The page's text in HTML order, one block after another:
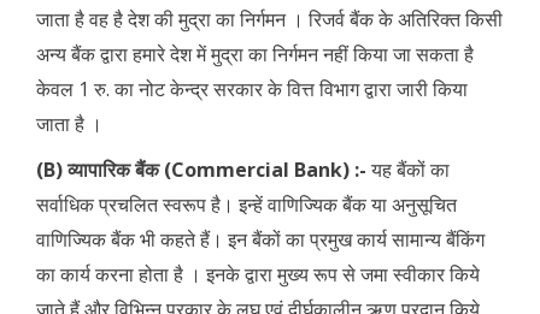
जाता है वह है देश की मुद्रा का निर्गमन । रिजर्व बैंक के अतिरिक्त किसी
अन्य बैंक द्वारा हमारे देश में मुद्रा का निर्गमन नहीं किया जा सकता है
केवल 1 रु. का नोट केन्द्र सरकार के वित्त विभाग द्वारा जारी किया
जाता है ।
(B) व्यापारिक बैंक (Commercial Bank) :-यह बैंकों का
सर्वाधिक प्रचलित स्वरूप है। इन्हें वाणिज्यिक बैंक या अनुसूचित
वाणिज्यिक बैंक भी कहते हैं। इन बैंकों का प्रमुख कार्य सामान्य बैंकिंग
का कार्य करना होता है । इनके द्वारा मुख्य रूप से जमा स्वीकार किये